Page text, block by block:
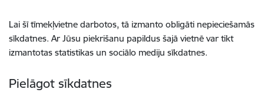
Lai šī tīmekļvietne darbotos, tā izmanto obligāti nepieciešamās
sīkdatnes. Ar Jūsu piekrišanu papildus šajā vietnē var tikt
izmantotas statistikas un sociālo mediju sīkdatnes.
Pielāgot sīkdatnes